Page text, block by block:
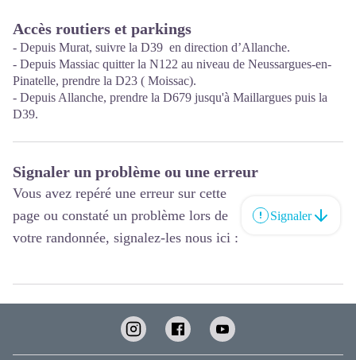
Accès routiers et parkings
- Depuis Murat, suivre la D39 en direction d’Allanche.
- Depuis Massiac quitter la N122 au niveau de Neussargues-en-
Pinatelle, prendre la D23 ( Moissac).
- Depuis Allanche, prendre la D679 jusqu'à Maillargues puis la
D39.
Signaler un problème ou une erreur
Vous avez repéré une erreur sur cette
page ou constaté un problème lors de
votre randonnée, signalez-les nous ici :
Signaler